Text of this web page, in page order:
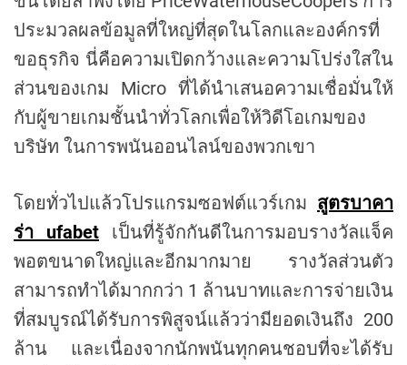
ประมวลผลข้อมูลที่ใหญ่ที่สุดในโลกและองค์กรที่
ขอธุรกิจ นี่คือความเปิดกว้างและความโปร่งใสใน
ส่วนของเกม Micro ที่ได้นำเสนอความเชื่อมั่นให้
กับผู้ขายเกมชั้นนำทั่วโลกเพื่อให้วิดีโอเกมของ
บริษัท ในการพนันออนไลน์ของพวกเขา
โดยทั่วไปแล้วโปรแกรมซอฟต์แวร์เกม สูตรบาคา
ร่า ufabet เป็นที่รู้จักกันดีในการมอบรางวัลแจ็ค
พอตขนาดใหญ่และอีกมากมาย รางวัลส่วนตัว
สามารถทำได้มากกว่า 1 ล้านบาทและการจ่ายเงิน
ที่สมบูรณ์ได้รับการพิสูจน์แล้วว่ามียอดเงินถึง 200
ล้าน และเนื่องจากนักพนันทุกคนชอบที่จะได้รับ